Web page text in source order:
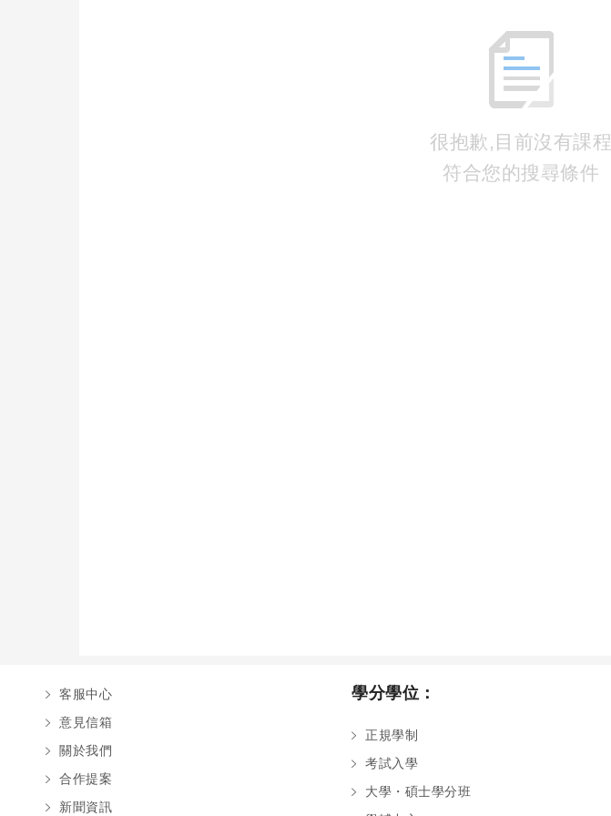
很抱歉,目前沒有課程
符合您的搜尋條件
客服中心
意見信箱
關於我們
合作提案
新聞資訊
學分學位：
正規學制
考試入學
大學・碩士學分班